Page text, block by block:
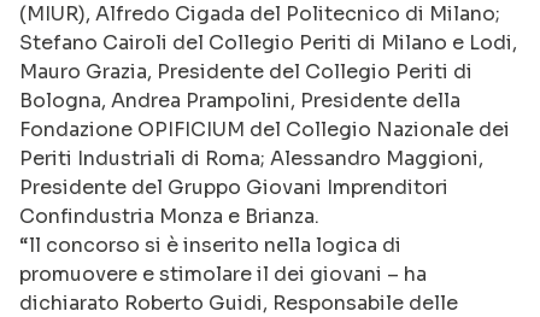
(MIUR), Alfredo Cigada del Politecnico di Milano;
Stefano Cairoli del Collegio Periti di Milano e Lodi,
Mauro Grazia, Presidente del Collegio Periti di
Bologna, Andrea Prampolini, Presidente della
Fondazione OPIFICIUM del Collegio Nazionale dei
Periti Industriali di Roma; Alessandro Maggioni,
Presidente del Gruppo Giovani Imprenditori
Confindustria Monza e Brianza.
“ll concorso si è inserito nella logica di
promuovere e stimolare il dei giovani – ha
dichiarato Roberto Guidi, Responsabile delle